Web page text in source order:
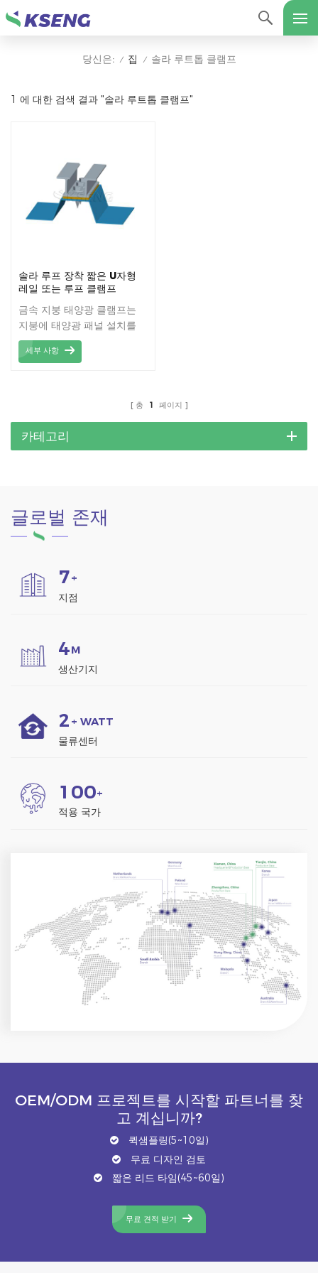
당신은: / 집 / 솔라 루트톱 클램프
1 에 대한 검색 결과 "솔라 루트톱 클램프"
솔라 루프 장착 짧은 U자형
레일 또는 루프 클램프
금속 지붕 태양광 클램프는
지붕에 태양광 패널 설치를
위해 설계되었습니다.
세부 사항
총 1 페이지
카테고리
글로벌 존재
7+
지점
4M
생산기지
2 + WATT
물류센터
1 00+
적용 국가
OEM/ODM 프로젝트를 시작할 파트너를 찾
고 계십니까?
퀵샘플링(5~10일)
무료 디자인 검토
짧은 리드 타임(45~60일)
무료 견적 받기